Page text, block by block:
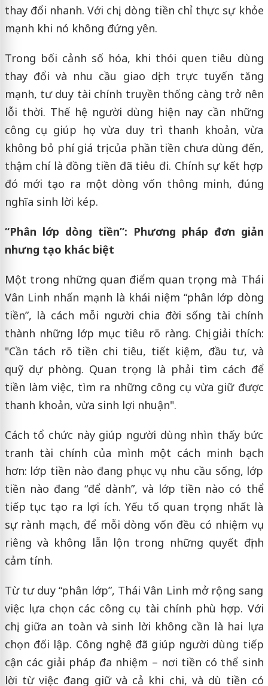
thay đổi nhanh. Với chị, dòng tiền chỉ thực sự khỏe
mạnh khi nó không đứng yên.
Trong bối cảnh số hóa, khi thói quen tiêu dùng
thay đổi và nhu cầu giao dịch trực tuyến tăng
mạnh, tư duy tài chính truyền thống càng trở nên
lỗi thời. Thế hệ người dùng hiện nay cần những
công cụ giúp họ vừa duy trì thanh khoản, vừa
không bỏ phí giá trị của phần tiền chưa dùng đến,
thậm chí là đồng tiền đã tiêu đi. Chính sự kết hợp
đó mới tạo ra một dòng vốn thông minh, đúng
nghĩa sinh lời kép.
“Phân lớp dòng tiền”: Phương pháp đơn giản
nhưng tạo khác biệt
Một trong những quan điểm quan trọng mà Thái
Vân Linh nhấn mạnh là khái niệm “phân lớp dòng
tiền”, là cách mỗi người chia đời sống tài chính
thành những lớp mục tiêu rõ ràng. Chị giải thích:
"Cần tách rõ tiền chi tiêu, tiết kiệm, đầu tư, và
quỹ dự phòng. Quan trọng là phải tìm cách để
tiền làm việc, tìm ra những công cụ vừa giữ được
thanh khoản, vừa sinh lợi nhuận".
Cách tổ chức này giúp người dùng nhìn thấy bức
tranh tài chính của mình một cách minh bạch
hơn: lớp tiền nào đang phục vụ nhu cầu sống, lớp
tiền nào đang “để dành”, và lớp tiền nào có thể
tiếp tục tạo ra lợi ích. Yếu tố quan trọng nhất là
sự rành mạch, để mỗi dòng vốn đều có nhiệm vụ
riêng và không lẫn lộn trong những quyết định
cảm tính.
Từ tư duy “phân lớp”, Thái Vân Linh mở rộng sang
việc lựa chọn các công cụ tài chính phù hợp. Với
chị, giữa an toàn và sinh lời không cần là hai lựa
chọn đối lập. Công nghệ đã giúp người dùng tiếp
cận các giải pháp đa nhiệm – nơi tiền có thể sinh
lời từ việc đang giữ và cả khi chi, và dù tiền có